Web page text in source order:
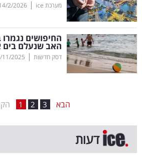
תרבות
ופנאי
תיירות
המילון
הכלכלי
מערכת ice |
2/2026
החיפושים
האב שנעלם בים
דסק חדשות |
11/2025
1 2 3 הבא
דעות